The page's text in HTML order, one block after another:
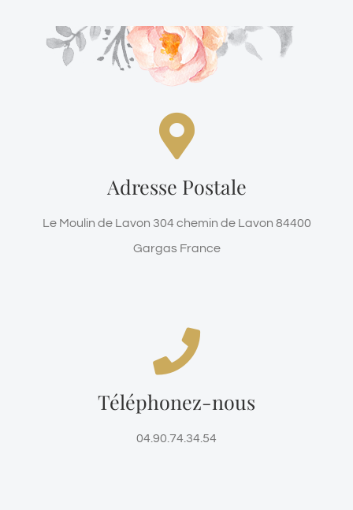
Adresse Postale
Le Moulin de Lavon 304 chemin de Lavon 84400
Gargas France
Le Moulin de Lavon
Gargas France
Téléphonez-nous
04.90.74.34.54
nous sommes la pour répondre
à vos questions
+33(0)4.90.74.34.54
Haut de Page